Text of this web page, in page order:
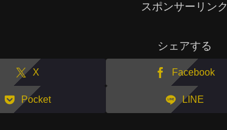
スポンサーリンク
シェアする
X Facebook
Pocket LINE